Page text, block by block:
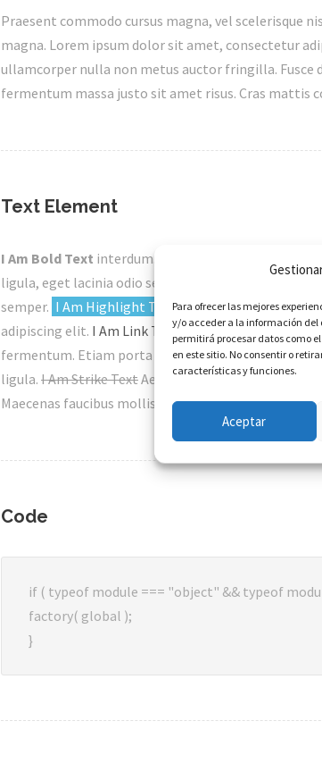
Para ofrecer las mejores
y/o acceder a la información del
permitirá procesar datos como
en este sitio. No consentir o
características y funciones.
Aceptar
Praesent commodo cursus magna, vel scelerisque
magna. Lorem ipsum dolor sit amet, consectetur
ullamcorper nulla non metus auctor fringilla.
fermentum massa justo sit amet risus. Cras mattis
Text Element
I Am Bold Text interdum. Nulla vitae elit libero, a
ligula, eget lacinia odio sem nec elit.
semper. I Am Highlight Text cras mattis
adipiscing elit. I Am Link TextDonec id elit non mi
fermentum. Etiam porta sem malesuada magna
ligula. I Am Strike TextAenean lacinia bibendum
Maecenas faucibus mollis interdum.
Code
if ( typeof module === "object" && typeof
factory( global );
}